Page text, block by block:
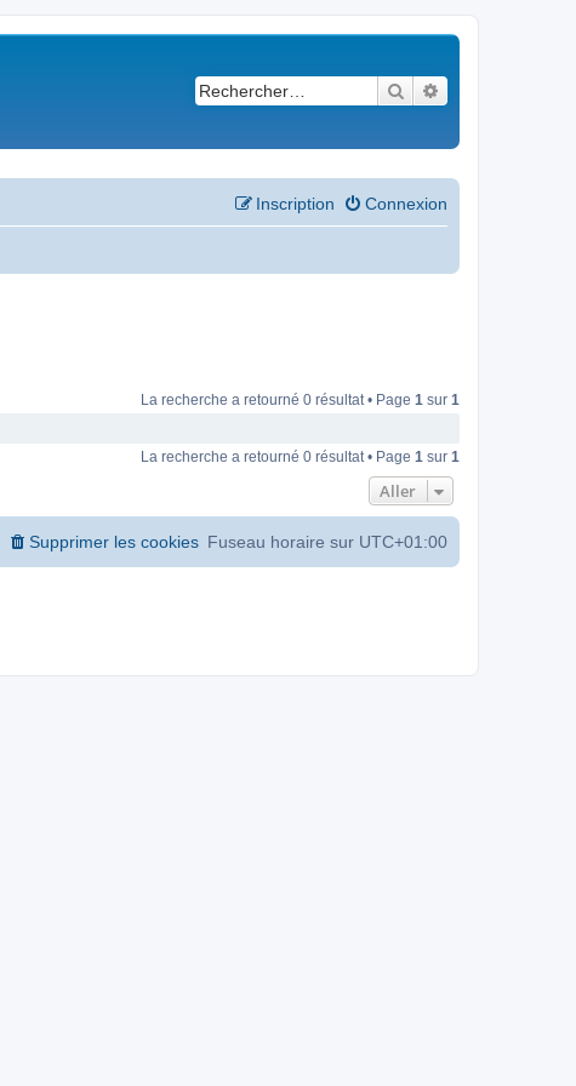
Rechercher
Connexion
Inscription
La recherche a retourné 0 résultat • Page 1 sur 1
La recherche a retourné 0 résultat • Page 1 sur 1
Aller
Fuseau horaire sur UTC+01:00
Supprimer les cookies